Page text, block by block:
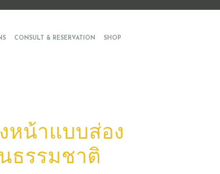
CONSULT & RESERVATION SHOP
หน้าแบบส่อง
ธรรมชาติ